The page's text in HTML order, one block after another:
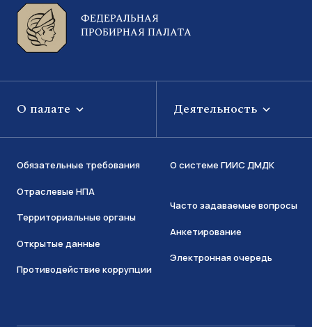
ФЕДЕРАЛЬНАЯ
ПРОБИРНАЯ ПАЛАТА
О палате Деятельность
Обязательные требования
Отраслевые НПА
Территориальные органы
Открытые данные
Противодействие коррупции
О системе ГИИС ДМДК
Часто задаваемые вопросы
Анкетирование
Электронная очередь